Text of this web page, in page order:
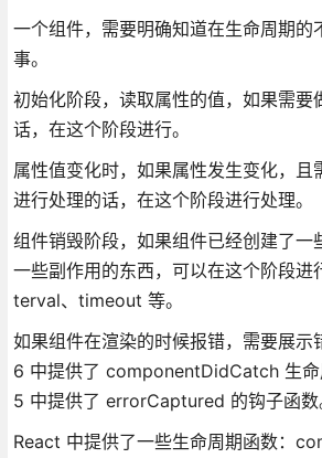
一个组件，需要明确知道在生命周期的
事。
初始化阶段，读取属性的值，如果需要
话，在这个阶段进行。
属性值变化时，如果属性发生变化，且
进行处理的话，在这个阶段进行处理。
组件销毁阶段，如果组件已经创建了一
一些副作用的东西，可以在这个阶段
terval、timeout 等。
如果组件在渲染的时候报错，需要展示
6 中提供了 componentDidCatch 生
5 中提供了 errorCaptured 的钩子函数
React 中提供了一些生命周期函数：